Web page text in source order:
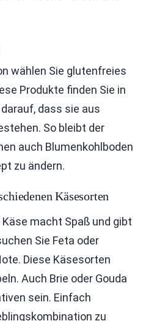
wählen Sie glutenfreies
Produkte finden Sie in
dass sie aus
So bleibt der
auch Blumenkohlboden
zu ändern.
Käsesorten
macht Spaß und gibt
Sie Feta oder
Diese Käsesorten
Auch Brie oder Gouda
sein. Einfach
zu